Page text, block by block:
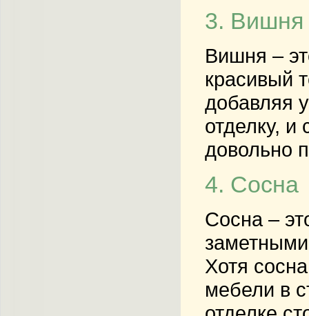
3. Вишня
Вишня –
красивый
добавляя
отделку,
довольно
4. Сосна
Сосна –
заметными
Хотя
мебели в